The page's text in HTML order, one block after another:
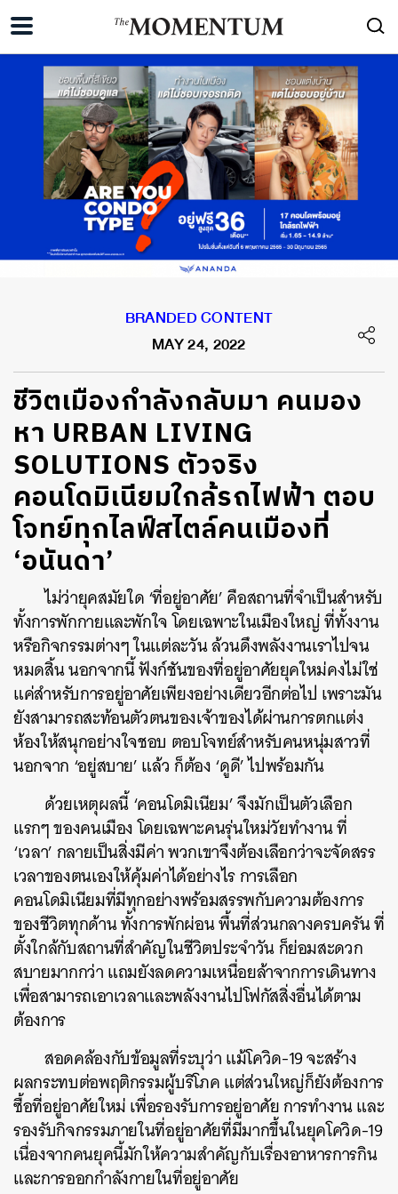
BRANDED CONTENT
MAY 24, 2022
ชีวิตเมืองกำลังกลับมา คนมอง
หา URBAN LIVING
SOLUTIONS ตัวจริง
คอนโดมิเนียมใกล้รถไฟฟ้า ตอบ
โจทย์ทุกไลฟ์สไตล์คนเมืองที่
‘อนันดา’
ไม่ว่ายุคสมัยใด ‘ที่อยู่อาศัย’ คือสถานที่จำเป็นสำหรับ
ทั้งการพักกายและพักใจ โดยเฉพาะในเมืองใหญ่ ที่ทั้งงาน
หรือกิจกรรมต่างๆ ในแต่ละวัน ล้วนดึงพลังงานเราไปจน
หมดสิ้น นอกจากนี้ ฟังก์ชันของที่อยู่อาศัยยุคใหม่คงไม่ใช่
แค่สำหรับการอยู่อาศัยเพียงอย่างเดียวอีกต่อไป เพราะมัน
ยังสามารถสะท้อนตัวตนของเจ้าของได้ผ่านการตกแต่ง
ห้องให้สนุกอย่างใจชอบ ตอบโจทย์สำหรับคนหนุ่มสาวที่
นอกจาก ‘อยู่สบาย’ แล้ว ก็ต้อง ‘ดูดี’ ไปพร้อมกัน
ด้วยเหตุผลนี้ ‘คอนโดมิเนียม’ จึงมักเป็นตัวเลือก
แรกๆ ของคนเมือง โดยเฉพาะคนรุ่นใหม่วัยทำงาน ที่
‘เวลา’ กลายเป็นสิ่งมีค่า พวกเขาจึงต้องเลือกว่าจะจัดสรร
เวลาของตนเองให้คุ้มค่าได้อย่างไร การเลือก
คอนโดมิเนียมที่มีทุกอย่างพร้อมสรรพกับความต้องการ
ของชีวิตทุกด้าน ทั้งการพักผ่อน พื้นที่ส่วนกลางครบครัน ที่
ตั้งใกล้กับสถานที่สำคัญในชีวิตประจำวัน ก็ย่อมสะดวก
สบายมากกว่า แถมยังลดความเหนื่อยล้าจากการเดินทาง
เพื่อสามารถเอาเวลาและพลังงานไปโฟกัสสิ่งอื่นได้ตาม
ต้องการ
สอดคล้องกับข้อมูลที่ระบุว่า แม้โควิด-19 จะสร้าง
ผลกระทบต่อพฤติกรรมผู้บริโภค แต่ส่วนใหญ่ก็ยังต้องการ
ซื้อที่อยู่อาศัยใหม่ เพื่อรองรับการอยู่อาศัย การทำงาน และ
รองรับกิจกรรมภายในที่อยู่อาศัยที่มีมากขึ้นในยุคโควิด-19
เนื่องจากคนยุคนี้มักให้ความสำคัญกับเรื่องอาหารการกิน
และการออกกำลังกายในที่อยู่อาศัย